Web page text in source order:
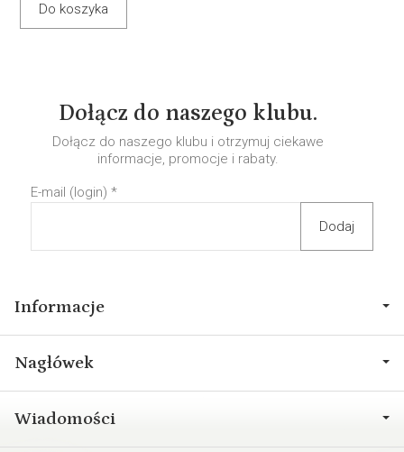
Do koszyka
Dołącz do naszego klubu.
Dołącz do naszego klubu i otrzymuj ciekawe
informacje, promocje i rabaty.
E-mail (login) *
Informacje
Nagłówek
Wiadomości